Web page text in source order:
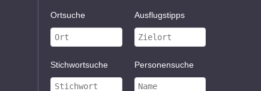
Ortsuche Ausflugstipps
Stichwortsuche Personensuche